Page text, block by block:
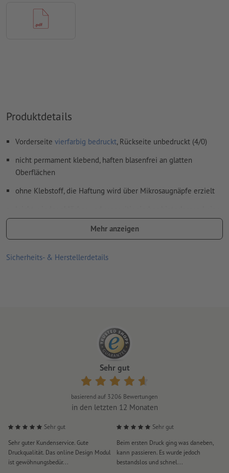
Kommentare
Inhalte von
Produktdetails
Vorderseite vierfarbig bedruckt, Rückseite unbedruckt (4/0)
nicht permament klebend, haften blasenfrei an glatten
Oberflächen
ohne Klebstoff, die Haftung wird über Mikrosaugnäpfe erzielt
Kleberückstände
umweltfreundlich, komplett PVC-frei
für den Einsatz im Innenbereich geeignet
Der zu beklebende Untergrund muss frei von Staub,
Fett oder anderen Verunreinigungen sein. Dies kann die
Klebkraft des Materials beeinträchtigen. Neulackierungen
müssen getrocknet bzw. komplett ausgehärtet sein.
Lieferung: auf Bögen, nicht einzeln zugeschnitten
Mehr anzeigen
Sicherheits- & Herstellerdetails
Sehr gut
basierend auf 3206 Bewertungen
in den letzten 12 Monaten
Sehr gut
Sehr guter Kundenservice. Gute
Druckqualität. Das online Design Modul
ist gewöhnungsbedür...
Sehr gut
Beim ersten Druck ging was daneben,
kann passieren. Es wurde jedoch
bestandslos und schnel...